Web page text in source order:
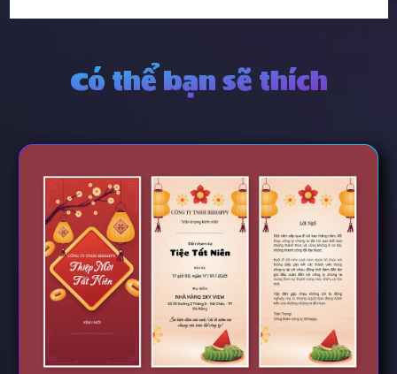
Có thể bạn sẽ thích